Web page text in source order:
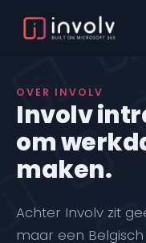
OVER INVOLV
Involv
om
maken.
Achter Involv zit
maar een